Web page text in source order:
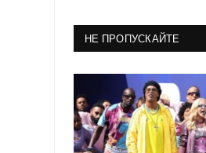
НЕ ПРОПУСКАЙТЕ